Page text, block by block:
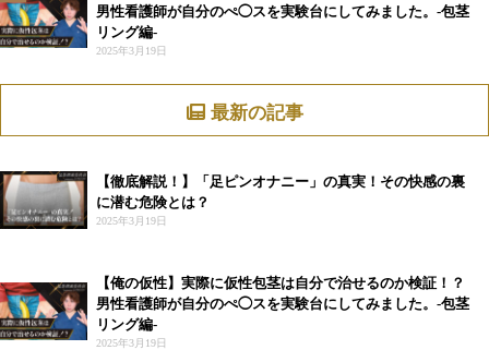
男性看護師が自分のぺ◯スを実験台にしてみました。-包茎
リング編-
2025年3月19日
最新の記事
【徹底解説！】「足ピンオナニー」の真実！その快感の裏
に潜む危険とは？
2025年3月19日
【俺の仮性】実際に仮性包茎は自分で治せるのか検証！？
男性看護師が自分のぺ◯スを実験台にしてみました。-包茎
リング編-
2025年3月19日